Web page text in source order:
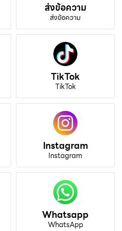
ส่งข้อความ
ส่งข้อความ
TikTok
TikTok
Instagram
Instagram
Whatsapp
WhatsApp